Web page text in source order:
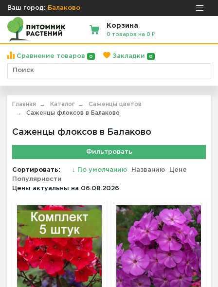
Ваш город: Балаково
Корзина
0 товаров на 0 ₽
Сравнение товаров 0 Закладки 0
Главная Каталог
Саженцы цветов
Саженцы флоксов в Балаково
Саженцы флоксов в Балаково
Фильтровать
Сортировать: ↓ По умолчанию Названию
Цене
Популярности
Цены актуальны на 06.08.2026